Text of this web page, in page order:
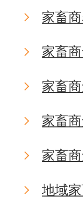
家畜
家畜
家畜
家畜
家畜
地域